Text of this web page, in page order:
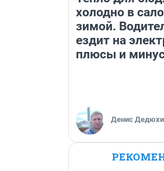
холодно в
зимой.
ездит на
плюсы и
Денис